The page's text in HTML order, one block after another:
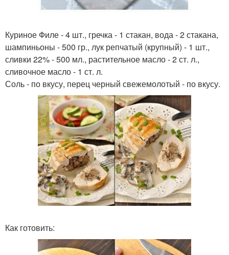
Куриное Филе - 4 шт., гречка - 1 стакан, вода - 2 стакана,
шампиньоны - 500 гр., лук репчатый (крупный) - 1 шт.,
сливки 22% - 500 мл., растительное масло - 2 ст. л.,
сливочное масло - 1 ст. л.
Соль - по вкусу, перец черный свежемолотый - по вкусу.
Как готовить: